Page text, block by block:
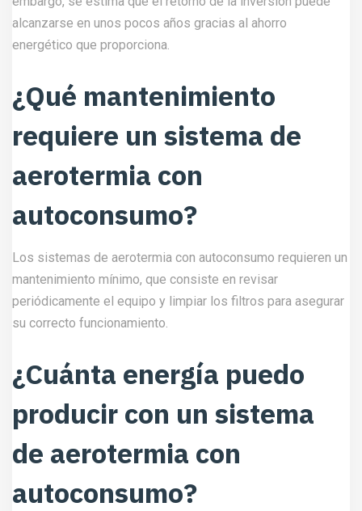
alcanzarse en unos pocos años gracias al ahorro
energético que proporciona.
¿Qué mantenimiento
requiere un sistema de
aerotermia con
autoconsumo?
Los sistemas de aerotermia con autoconsumo requieren un
mantenimiento mínimo, que consiste en revisar
periódicamente el equipo y limpiar los filtros para asegurar
su correcto funcionamiento.
¿Cuánta energía puedo
producir con un sistema
de aerotermia con
autoconsumo?